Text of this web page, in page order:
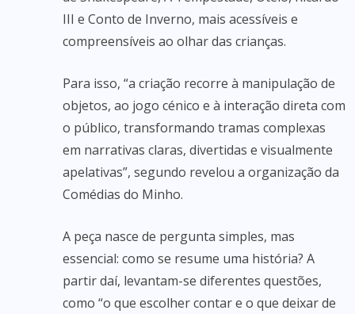
III e Conto de Inverno, mais acessíveis e
compreensíveis ao olhar das crianças.
Para isso, “a criação recorre à manipulação de
objetos, ao jogo cénico e à interação direta com
o público, transformando tramas complexas
em narrativas claras, divertidas e visualmente
apelativas”, segundo revelou a organização da
Comédias do Minho.
A peça nasce de pergunta simples, mas
essencial: como se resume uma história? A
partir daí, levantam-se diferentes questões,
como “o que escolher contar e o que deixar de